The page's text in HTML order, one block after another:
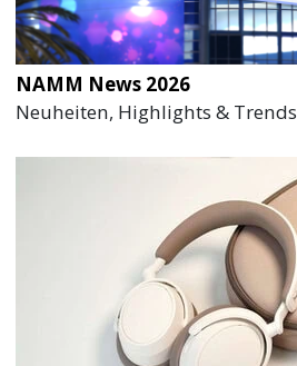
NAMM News 2026
Neuheiten, Highlights & Trends